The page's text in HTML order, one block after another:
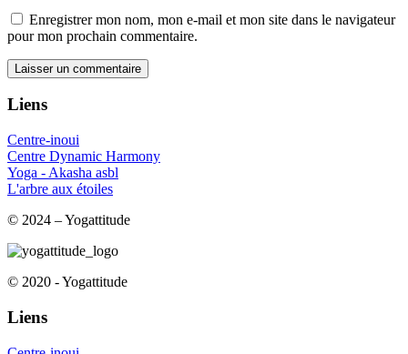
Enregistrer mon nom, mon e-mail et mon site dans le navigateur
pour mon prochain commentaire.
Liens
Centre-inoui
Centre Dynamic Harmony
Yoga - Akasha asbl
L'arbre aux étoiles
© 2024 – Yogattitude
© 2020 - Yogattitude
Liens